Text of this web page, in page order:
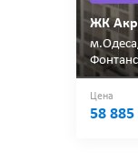
ЖК
Цена
58 885